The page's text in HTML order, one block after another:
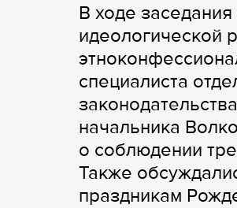
В ходе
идеологической
специалиста
начальника
о соблюдении
Также
праздникам